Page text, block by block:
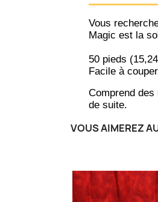
Vous
Magic est la
50 pieds
Facile à couper
Comprend
de suite.
VOUS AIMEREZ